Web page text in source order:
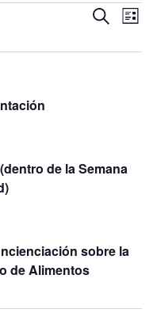
Buscar
Lista
de la Semana
sobre la
de Alimentos